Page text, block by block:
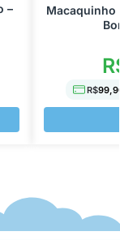
–
Macaquinho
R$